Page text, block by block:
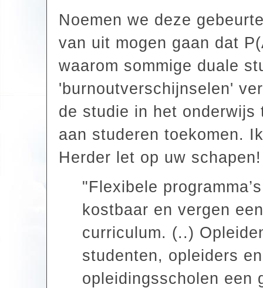
Noemen we deze
van uit mogen gaan dat
waarom sommige duale
'burnoutverschijnselen'
de studie in het
aan studeren toekomen.
Herder let op uw
"Flexibele
kostbaar en vergen
curriculum. (..)
studenten, opleiders
opleidingsscholen een